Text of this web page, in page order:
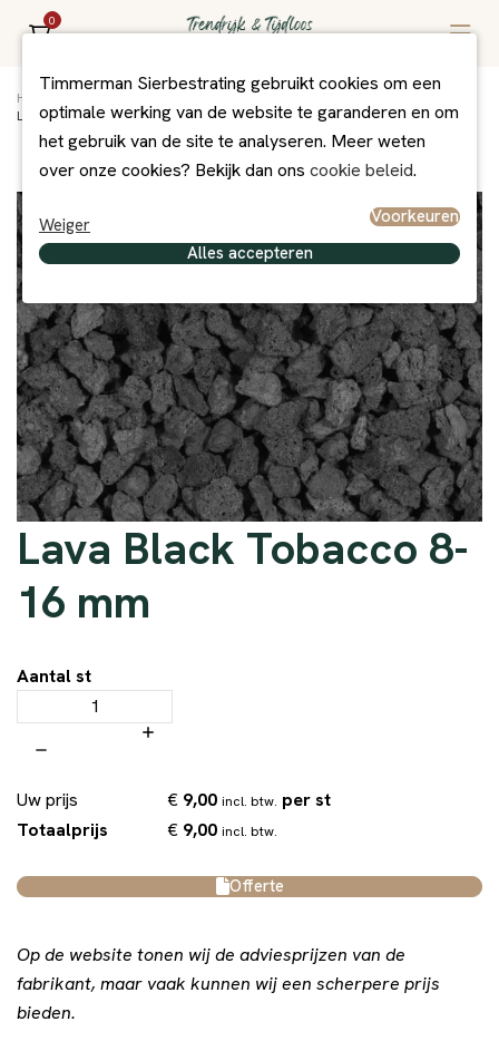
0
Home Grind/Split en Zand
Lava Black Tobacco 8-16 mm
Lava Black Tobacco 8-
16 mm
Aantal st
Uw prijs € 9,00 incl. btw. per st
Totaalprijs
€ 9,00 incl. btw.
Offerte
Op de website tonen wij de adviesprijzen van de
fabrikant, maar vaak kunnen wij een scherpere prijs
bieden.
Timmerman Sierbestrating gebruikt cookies om een
optimale werking van de website te garanderen en om
het gebruik van de site te analyseren. Meer weten
over onze cookies? Bekijk dan ons cookie beleid.
Weiger
Voorkeuren
Alles accepteren